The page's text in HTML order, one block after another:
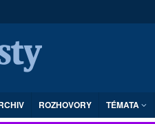
ROZHOVORY TÉMATA